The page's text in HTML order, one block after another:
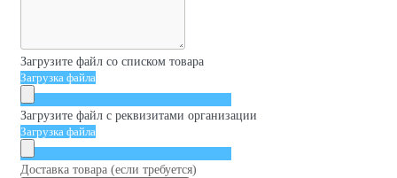
Загрузите файл со списком товара
Загрузка файла
Загрузите файл с реквизитами организации
Загрузка файла
Доставка товара (если требуется)